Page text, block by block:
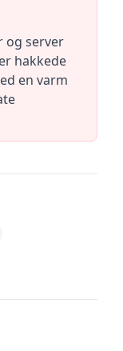
og server
hakkede
en varm